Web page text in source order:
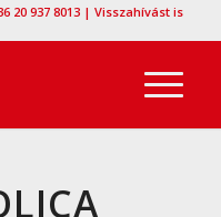
20 937 8013 | Visszahívást is